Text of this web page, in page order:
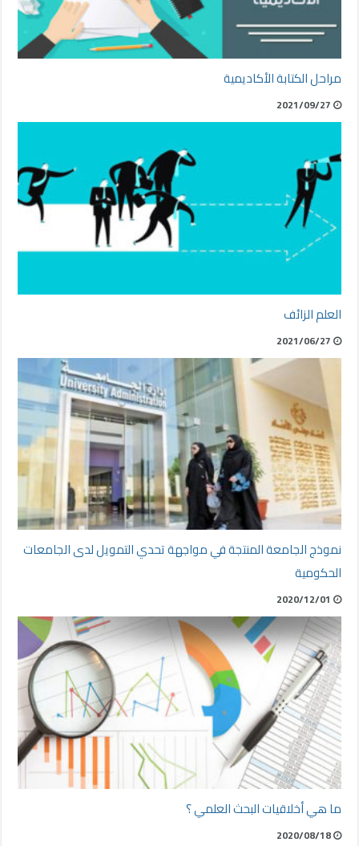
مراحل الكتابة الأكاديمية
2021/09/27
العلم الزائف
2021/06/27
نموذج الجامعة المنتجة في مواجهة تحدي التمويل لدى الجامعات
الحكومية
2020/12/01
ما هي أخلاقيات البحث العلمي ؟
2020/08/18